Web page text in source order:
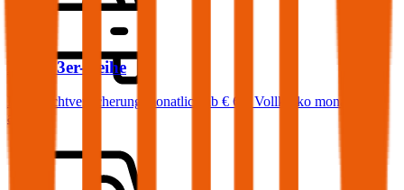
3er-Reihe
Haftpflichtversicherung monatlich ab € 68
Vollkasko monatlich
ab …